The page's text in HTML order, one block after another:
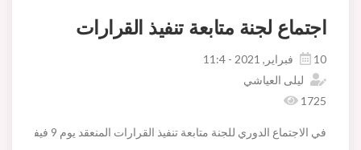
اجتماع لجنة متابعة تنفيذ القرارات
10 فبراير, 2021 - 11:4
ليلى العياشي
1725
في الاجتماع الدوري للجنة متابعة تنفيذ القرارات المنعقد يوم 9 فيفري 2021 تم النظر في القرارات الصادرة في مجال مخالفة تراتيب البناء وغير البناء لسنة 2020 بدائرة اريانة المدينة وما تم تنفيذه وتبليغه والعمل على على مواصلة التبليغ والتنفيذ لبقية القرارات الصادرة.